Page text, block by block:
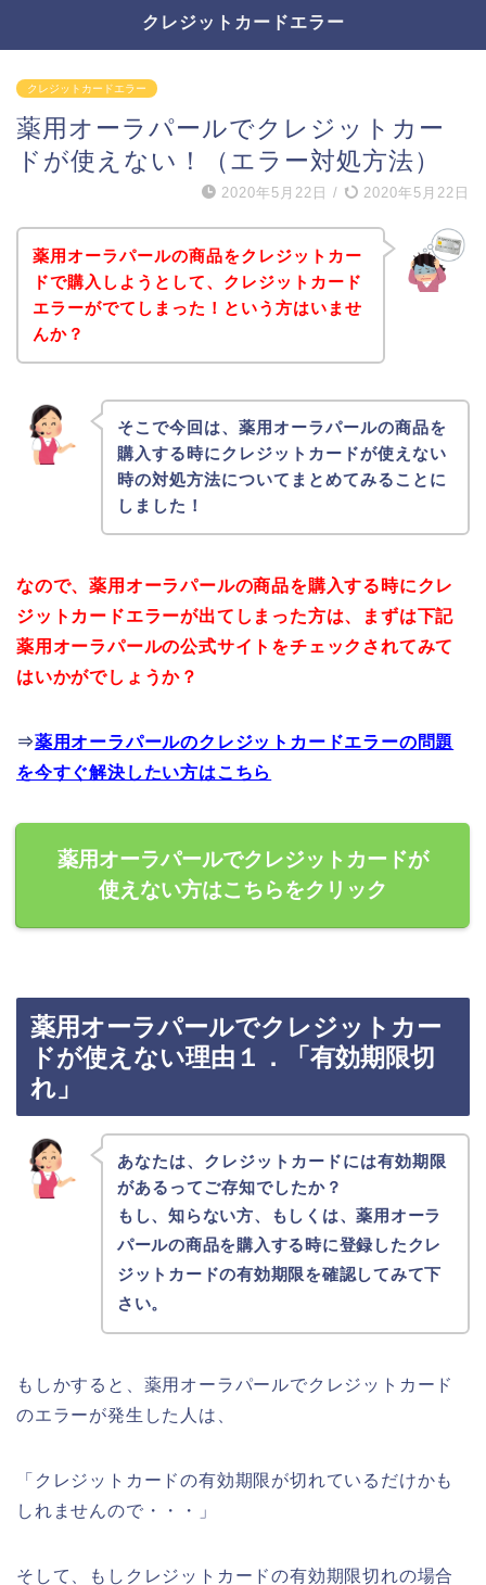
クレジットカードエラー
クレジットカードエラー
薬用オーラパールでクレジットカー
ドが使えない！（エラー対処方法）
2020年5月22日 / 2020年5月22日
薬用オーラパールの商品をクレジットカー
ドで購入しようとして、クレジットカード
エラーがでてしまった！という方はいませ
んか？
そこで今回は、薬用オーラパールの商品を
購入する時にクレジットカードが使えない
時の対処方法についてまとめてみることに
しました！
なので、薬用オーラパールの商品を購入する時にクレ
ジットカードエラーが出てしまった方は、まずは下記
薬用オーラパールの公式サイトをチェックされてみて
はいかがでしょうか？
⇒薬用オーラパールのクレジットカードエラーの問題
を今すぐ解決したい方はこちら
薬用オーラパールでクレジットカードが
使えない方はこちらをクリック
薬用オーラパールでクレジットカー
ドが使えない理由１．「有効期限切
れ」
あなたは、クレジットカードには有効期限
があるってご存知でしたか？
もし、知らない方、もしくは、薬用オーラ
パールの商品を購入する時に登録したクレ
ジットカードの有効期限を確認してみて下
さい。
もしかすると、薬用オーラパールでクレジットカード
のエラーが発生した人は、
「クレジットカードの有効期限が切れているだけかも
しれませんので・・・」
そして、もしクレジットカードの有効期限切れの場合